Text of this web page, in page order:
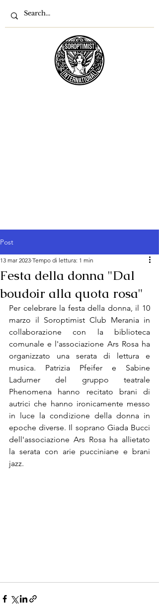
Post
Festa della donna "Dal
boudoir alla quota rosa"
13 mar 2023 Tempo di lettura: 1 min
Per celebrare la festa della donna, il 10
marzo il Soroptimist Club Merania in
collaborazione con la biblioteca
comunale e l'associazione Ars Rosa ha
organizzato una serata di lettura e
musica. Patrizia Pfeifer e Sabine
Ladurner del gruppo teatrale
Phenomena hanno recitato brani di
autrici che hanno ironicamente messo
in luce la condizione della donna in
epoche diverse. Il soprano Giada Bucci
dell'associazione Ars Rosa ha allietato
la serata con arie pucciniane e brani
jazz.